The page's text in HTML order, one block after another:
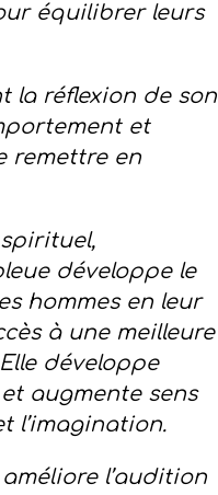
équilibrer leurs
la réflexion de son
et
remettre en
développe le
hommes en leur
à une meilleure
développe
et augmente sens
l’imagination.
l’audition